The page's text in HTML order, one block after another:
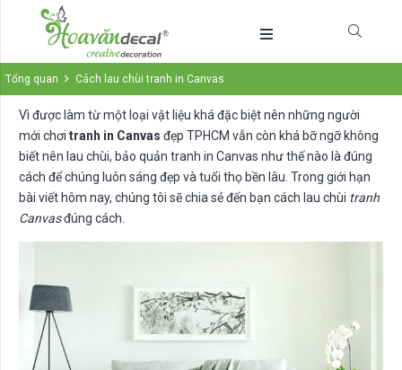
Tổng quan Cách lau chùi tranh in Canvas
Vì được làm từ một loại vật liệu khá đặc biệt nên những người
mới chơi tranh in Canvas đẹp TPHCM vẫn còn khá bỡ ngỡ không
biết nên lau chùi, bảo quản tranh in Canvas như thế nào là đúng
cách để chúng luôn sáng đẹp và tuổi thọ bền lâu. Trong giới hạn
bài viết hôm nay, chúng tôi sẽ chia sẻ đến bạn cách lau chùi tranh
Canvasđúng cách.